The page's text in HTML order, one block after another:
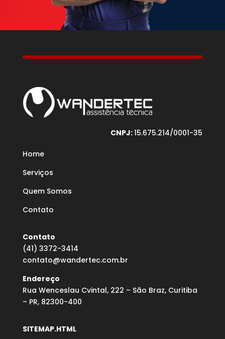
CNPJ:15.675.214/0001-35
Home
Serviços
Quem Somos
Contato
Contato
(41) 3372-3414
contato@wandertec.com.br
Endereço
Rua Wenceslau Cvintal, 222 – São Braz, Curitiba
– PR, 82300-400
SITEMAP.HTML